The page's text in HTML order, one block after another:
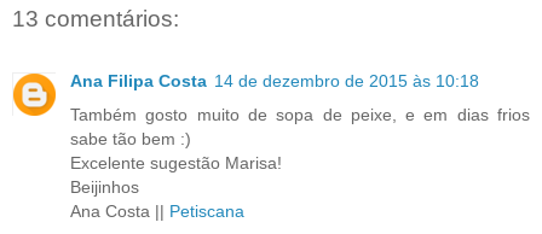
13 comentários:
Ana Filipa Costa 14 de dezembro de 2015 às 10:18
Também gosto muito de sopa de peixe, e em dias frios
sabe tão bem :)
Excelente sugestão Marisa!
Beijinhos
Ana Costa || Petiscana